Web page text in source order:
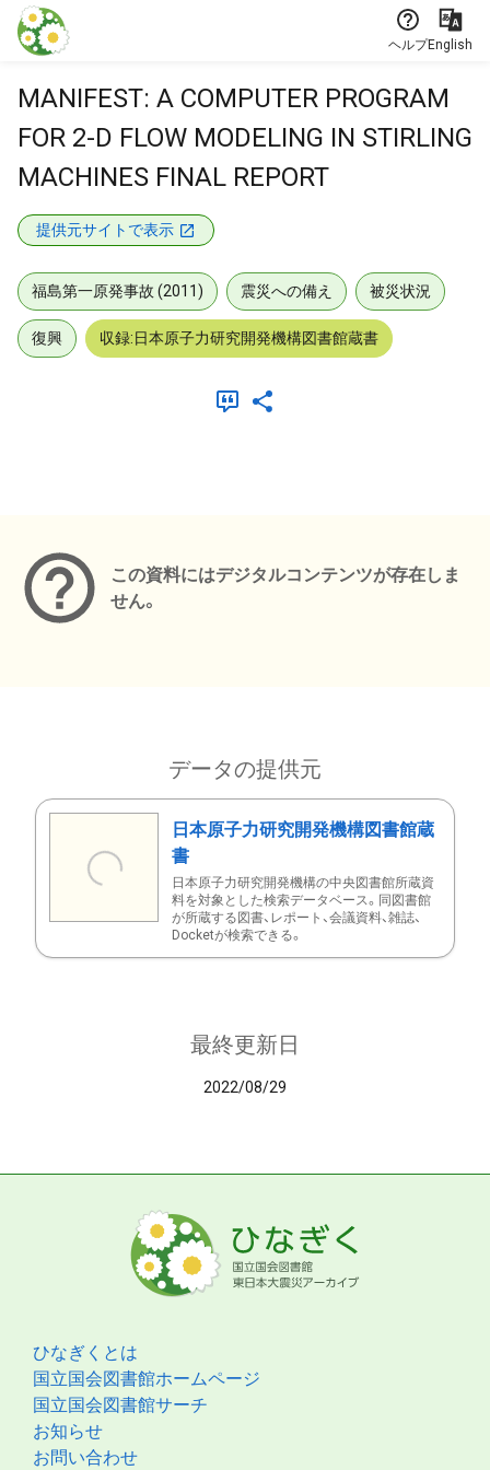
本文に飛ぶ
ヘルプEnglish
MANIFEST: A COMPUTER PROGRAM
FOR 2-D FLOW MODELING IN STIRLING
MACHINES FINAL REPORT
提供元サイトで表示
福島第一原発事故 (2011) 震災への備え 被災状況
復興 収録:日本原子力研究開発機構図書館蔵書
この資料にはデジタルコンテンツが存在しま
せん。
データの提供元
日本原子力研究開発機構図書館蔵
書
日本原子力研究開発機構の中央図書館所蔵資
料を対象とした検索データベース。同図書館
が所蔵する図書、レポート、会議資料、雑誌、
Docketが検索できる。
最終更新日
2022/08/29
ひなぎくとは
国立国会図書館ホームページ
国立国会図書館サーチ
お知らせ
お問い合わせ